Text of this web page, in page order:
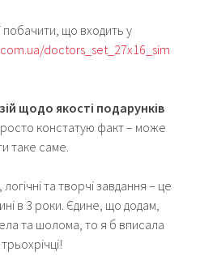
що входить у
doctors_set_27x16_sim
щодо якості подарунків
констатую факт – може
таке саме.
та творчі завдання – це
в 3 роки. Єдине, що додам,
та шолома, то я б вписала